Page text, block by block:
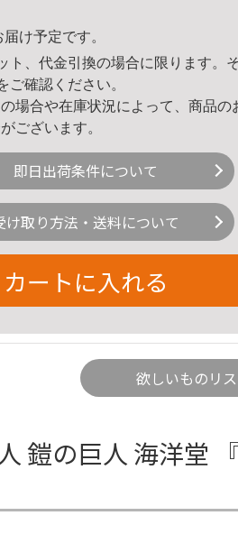
け予定です。
ト、代金引換の場合に限ります。
ご確認ください。
場合や在庫状況によって、商品の
ございます。
即日出荷条件について
け取り方法・送料について
カートに入れる
欲しいものリ
鎧の巨人 海洋堂